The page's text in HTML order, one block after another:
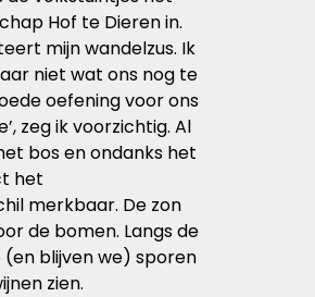
Hof te Dieren in.
mijn wandelzus. Ik
niet wat ons nog te
oefening voor ons
zeg ik voorzichtig. Al
bos en ondanks het
het
merkbaar. De zon
de bomen. Langs de
(en blijven we) sporen
zien.